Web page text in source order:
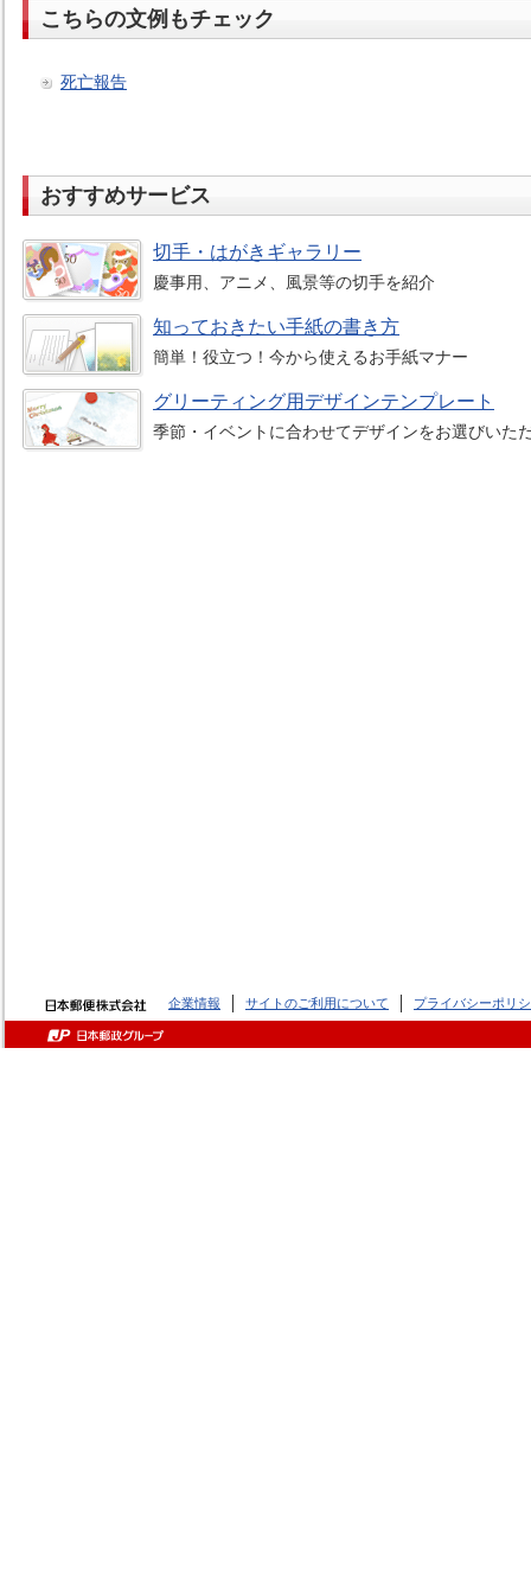
こちらの文例もチェック
死亡報告
おすすめサービス
切手・はがきギャラリー
慶事用、アニメ、風景等の切手を紹介
知っておきたい手紙の書き方
簡単！役立つ！今から使えるお手紙マナー
グリーティング用デザインテンプレート
季節・イベントに合わせてデザインをお選びいた
企業情報 サイトのご利用について プライバシーポリ